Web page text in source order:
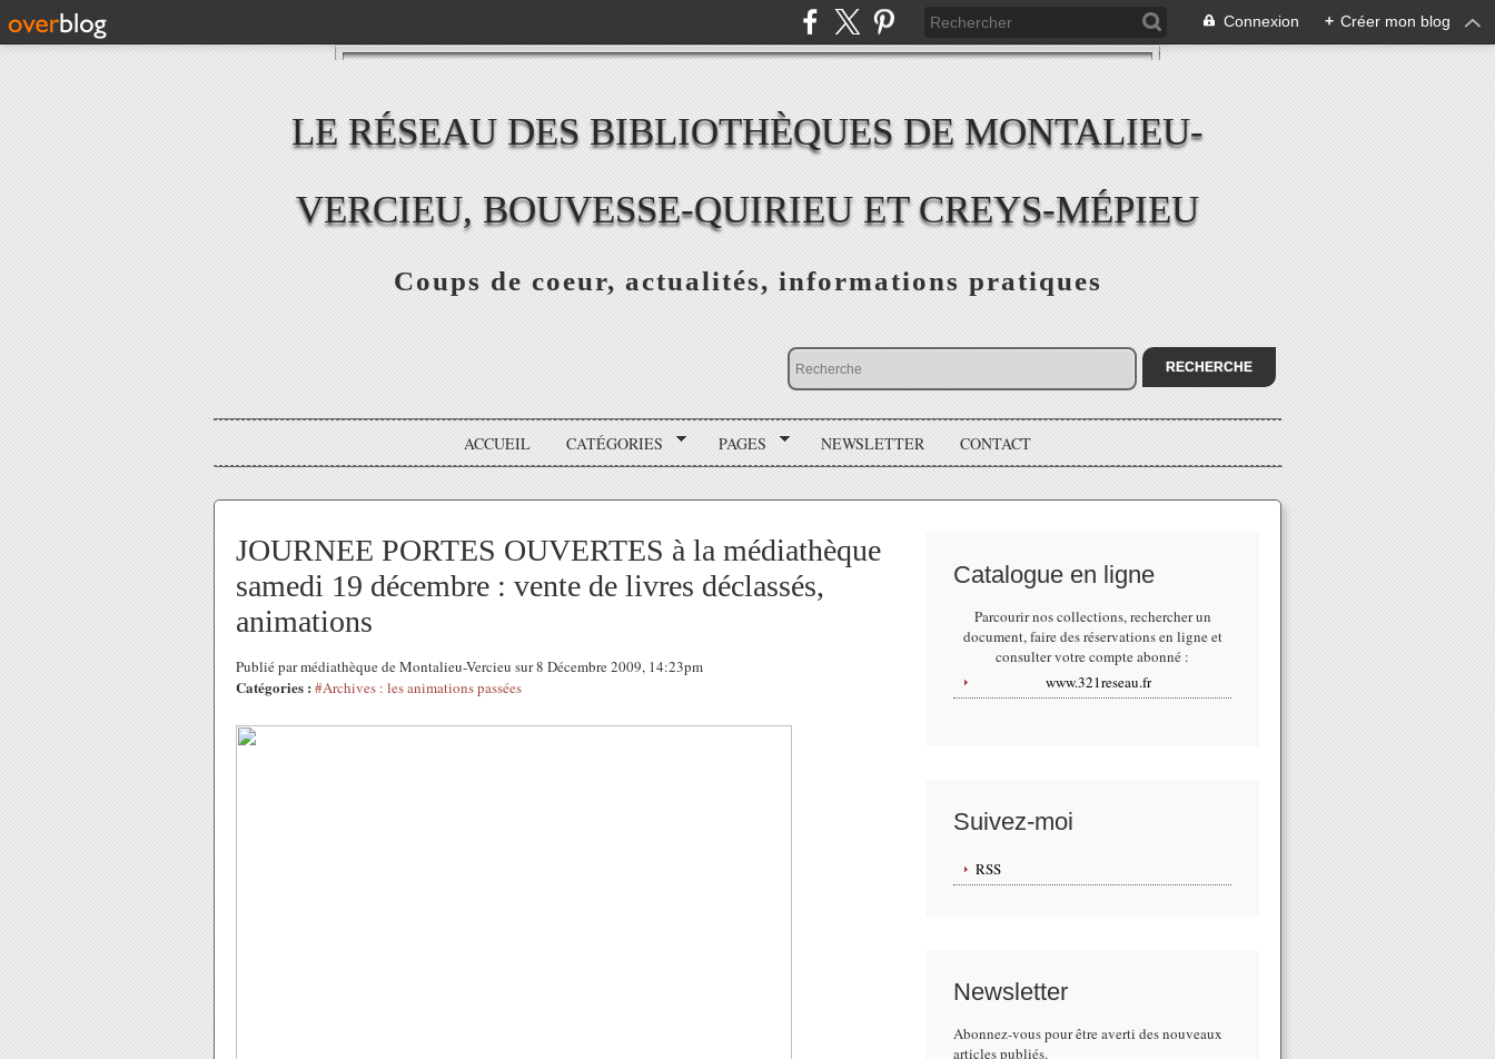
Connexion + Créer mon blog
LE RÉSEAU DES BIBLIOTHÈQUES DE MONTALIEU-
VERCIEU, BOUVESSE-QUIRIEU ET CREYS-MÉPIEU
Coups de coeur, actualités, informations pratiques
ACCUEIL CATÉGORIES PAGES NEWSLETTER CONTACT
JOURNEE PORTES OUVERTES à la médiathèque
samedi 19 décembre : vente de livres déclassés,
animations
Publié par médiathèque de Montalieu-Vercieu sur 8 Décembre 2009, 14:23pm
Catégories : #Archives : les animations passées
Catalogue en ligne
Parcourir nos collections,rechercher un
document, faire des réservations en ligne et
consulter votre compte abonné :
www.321reseau.fr
Suivez-moi
RSS
Newsletter
Abonnez-vous pour être averti des nouveaux
articles publiés.